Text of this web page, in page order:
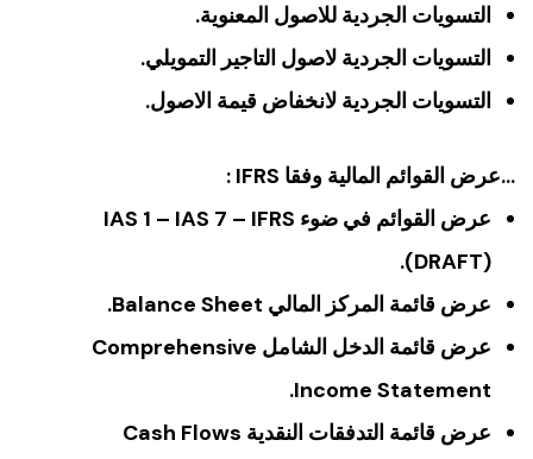
التسويات الجردية للاصول المعنوية.
التسويات الجردية لاصول التاجير التمويلي.
التسويات الجردية لانخفاض قيمة الاصول.
…عرض القوائم المالية وفقا IFRS :
عرض القوائم في ضوء IAS 1 – IAS 7 – IFRS
(DRAFT).
عرض قائمة المركز المالي Balance Sheet.
عرض قائمة الدخل الشامل Comprehensive
Income Statement.
عرض قائمة التدفقات النقدية Cash Flows